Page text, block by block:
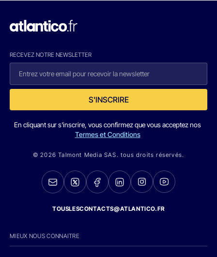
RECEVEZ NOTRE NEWSLETTER
S'INSCRIRE
En cliquant sur s'inscrire, vous confirmez que vous acceptez nos
Termes et Conditions
© 2026 Talmont Media SAS. tous droits réservés.
TOUSLESCONTACTS@ATLANTICO.FR
MIEUX NOUS CONNAITRE